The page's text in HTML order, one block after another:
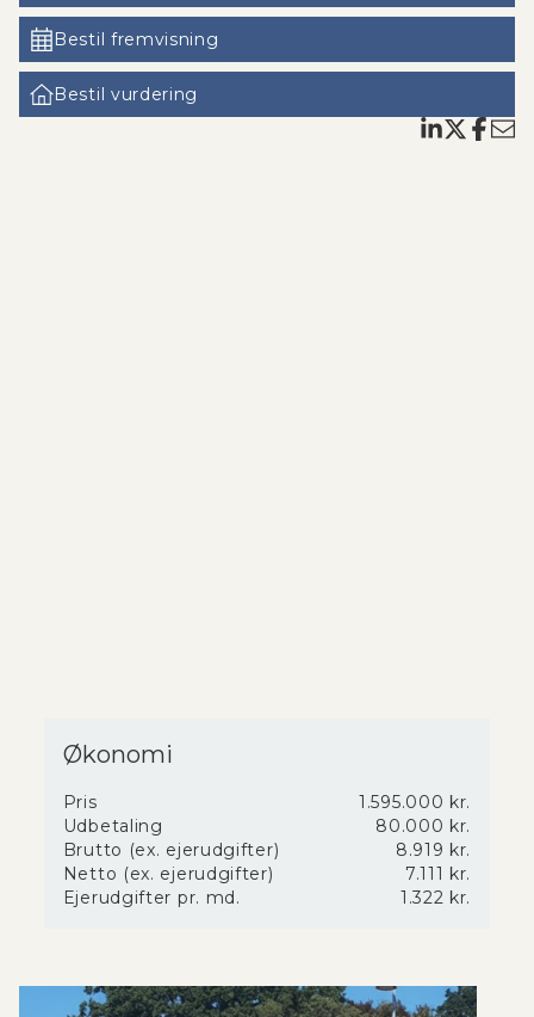
gå og cykelture med gode stisystemer og kort
køretur til den flotte badestrand i Kulhuse ved den
hyggelige havn.
Huset er ideelt til børnefamilie, der ønsker at nyde
deres ferie i smukke omgivelser. Det er godt isoleret,
Bestil fremvisning
Bestil vurdering
Økonomi
Pris
1.595.000 kr.
Udbetaling
80.000 kr.
Brutto (ex. ejerudgifter)
8.919 kr.
Netto (ex. ejerudgifter)
7.111 kr.
Ejerudgifter pr. md.
1.322 kr.